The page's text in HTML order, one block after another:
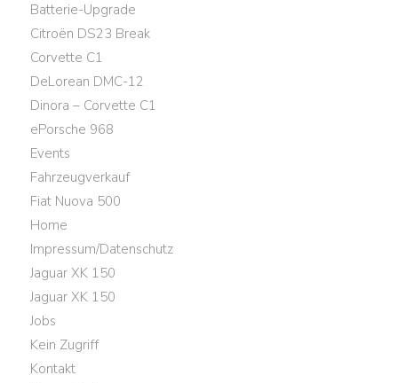
Batterie-Upgrade
Citroën DS23 Break
Corvette C1
DeLorean DMC-12
Dinora – Corvette C1
ePorsche 968
Events
Fahrzeugverkauf
Fiat Nuova 500
Home
Impressum/Datenschutz
Jaguar XK 150
Jaguar XK 150
Jobs
Kein Zugriff
Kontakt